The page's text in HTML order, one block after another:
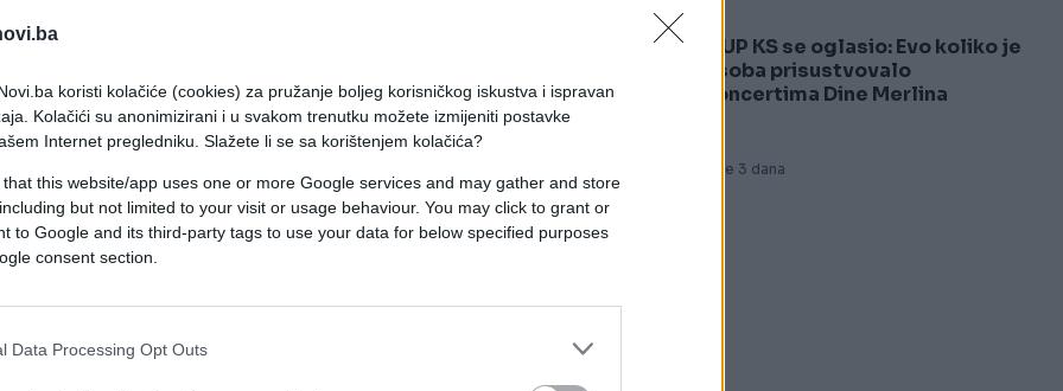
koristi kolačiće (cookies) za pružanje boljeg korisničkog iskustva i ispravan
Kolačići su anonimizirani i u svakom trenutku možete izmijeniti postavke
Internet pregledniku. Slažete li se sa korištenjem kolačića?
that this website/app uses one or more Google services and may gather and store
but not limited to your visit or usage behaviour. You may click to grant or
to Google and its third-party tags to use your data for below specified purposes
consent section.
Data Processing Opt Outs
sve okolnosti incidenta i sprovode
stanju, zbog čega su u avionu morali da
iz letjelice, udaljen je i iz zgrade
Kasnije je, kako saznaje "Kurir", prebačen na
i neophodne preglede.
MUP KS se oglasio: Evo koliko je
osoba prisustvovalo
koncertima Dine Merlina
Prije 3 dana